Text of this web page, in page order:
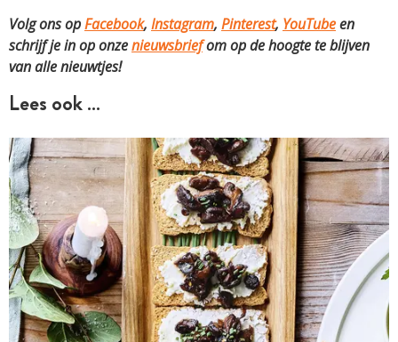
Volg ons opFacebook, Instagram, Pinterest, YouTubeen
schrijf je in op onzenieuwsbriefom op de hoogte te blijven
van alle nieuwtjes!
Lees ook …